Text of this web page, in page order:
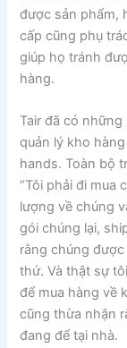
được sản phẩm,
cấp cũng phụ
giúp họ tránh
hàng.
Tair đã có
quản lý kho
hands. Toàn bộ
“Tôi phải đi mua
lượng về chúng
gói chúng lại,
rằng chúng
thứ. Và thật sự
để mua hàng về
cũng thừa nhận
đang để tại nhà.